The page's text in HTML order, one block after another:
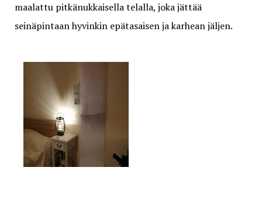
maalattu pitkänukkaisella telalla, joka jättää
seinäpintaan hyvinkin epätasaisen ja karhean jäljen.